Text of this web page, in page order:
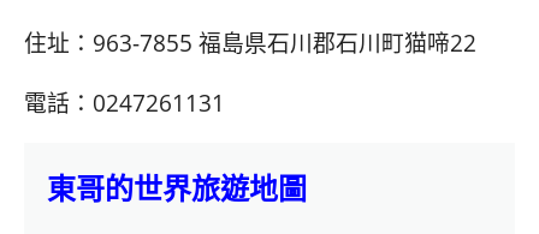
住址：963-7855 福島県石川郡石川町猫啼22
電話：0247261131
東哥的世界旅遊地圖